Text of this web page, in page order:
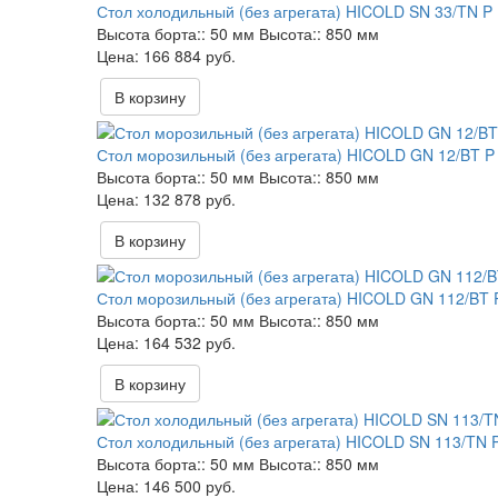
Стол холодильный (без агрегата) HICOLD SN 33/TN P
Высота борта:: 50 мм Высота:: 850 мм
166 884 руб.
В корзину
Стол морозильный (без агрегата) HICOLD GN 12/BT P
Высота борта:: 50 мм Высота:: 850 мм
132 878 руб.
В корзину
Стол морозильный (без агрегата) HICOLD GN 112/BT
Высота борта:: 50 мм Высота:: 850 мм
164 532 руб.
В корзину
Стол холодильный (без агрегата) HICOLD SN 113/TN
Высота борта:: 50 мм Высота:: 850 мм
146 500 руб.